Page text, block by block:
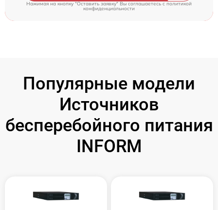
Нажимая на кнопку "Оставить заявку" Вы соглашаетесь cполитикой
конфиденциальности
Популярные модели
Источников
бесперебойного питания
INFORM